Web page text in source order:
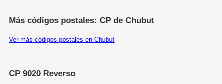
Más códigos postales: CP de Chubut
Ver más códigos postales en Chubut
CP 9020 Reverso